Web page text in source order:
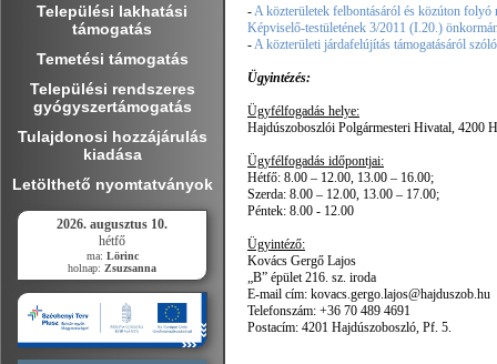
Települési lakhatási
támogatás
Temetési támogatás
Települési rendszeres
gyógyszertámogatás
Tulajdonosi hozzájárulás
kiadása
Letölthető nyomtatványok
2026. augusztus 10.
hétfő
ma: Lörinc
holnap: Zsuzsanna
-A közterületek felbontásáról és közúton
Képviselő-testületének 3/2011 (I.20.)
-A közterületi járdafelújítás támogatásáról
Ügyintézés:
Ügyfélfogadás helye:
Hajdúszoboszlói Polgármesteri Hivatal, 4200
Ügyfélfogadás időpontjai:
Hétfő: 8.00 – 12.00, 13.00 – 16.00;
Szerda: 8.00 – 12.00, 13.00 – 17.00;
Péntek: 8.00 - 12.00
Ügyintéző:
Kovács Gergő Lajos
„B” épület 216. sz. iroda
E-mail cím: kovacs.gergo.lajos@hajduszob.hu
Telefonszám: +36 70 489 4691
Postacím: 4201 Hajdúszoboszló, Pf. 5.